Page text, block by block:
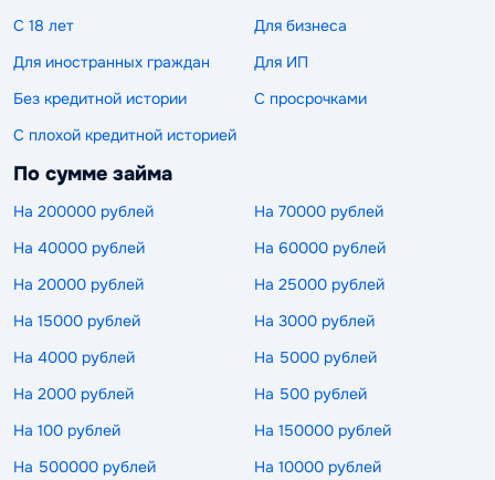
С 18 лет
Для бизнеса
Для иностранных граждан
Для ИП
Без кредитной истории
С просрочками
С плохой кредитной историей
По сумме займа
На 200000 рублей
На 70000 рублей
На 40000 рублей
На 60000 рублей
На 20000 рублей
На 25000 рублей
На 15000 рублей
На 3000 рублей
На 4000 рублей
На 5000 рублей
На 2000 рублей
На 500 рублей
На 100 рублей
На 150000 рублей
На 500000 рублей
На 10000 рублей